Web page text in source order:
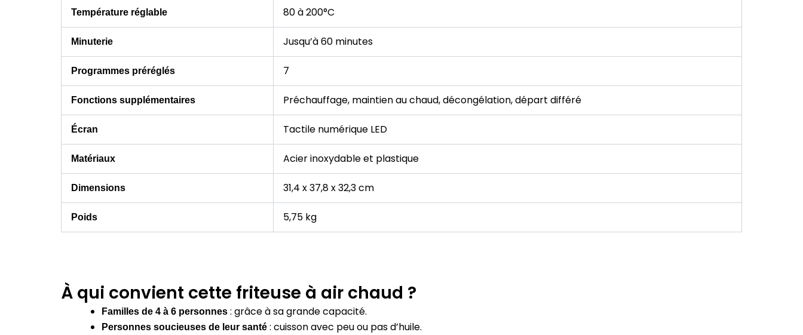
Température réglable 80 à 200°C
Minuterie Jusqu’à 60 minutes
Programmes préréglés 7
Fonctions supplémentaires Préchauffage, maintien au chaud, décongélation, départ différé
Écran Tactile numérique LED
Matériaux Acier inoxydable et plastique
Dimensions 31,4 x 37,8 x 32,3 cm
Poids 5,75 kg
À qui convient cette friteuse à air chaud ?
Familles de 4 à 6 personnes : grâce à sa grande capacité.
Personnes soucieuses de leur santé : cuisson avec peu ou pas d’huile.